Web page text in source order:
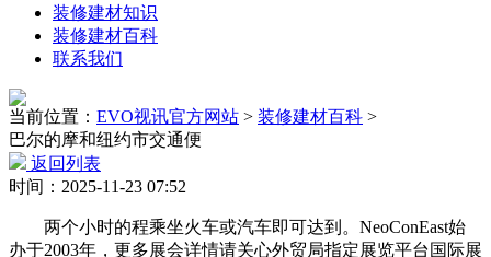
装修建材知识
装修建材百科
联系我们
当前位置： EVO视讯官方网站 > 装修建材百科 >
巴尔的摩和纽约市交通便
返回列表
时间：2025-11-23 07:52
两个小时的程乘坐火车或汽车即可达到。NeoConEast始
办于2003年，更多展会详情请关心外贸局指定展览平台国际展